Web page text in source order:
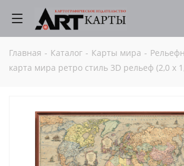
Главная - Каталог - Карты мира -
карта мира ретро стиль 3D рельеф (2,0 х